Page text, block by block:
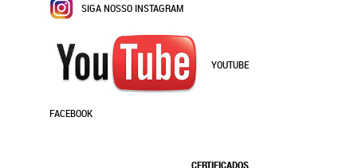
SIGA NOSSO INSTAGRAM
YOUTUBE
FACEBOOK
CERTIFICADOS